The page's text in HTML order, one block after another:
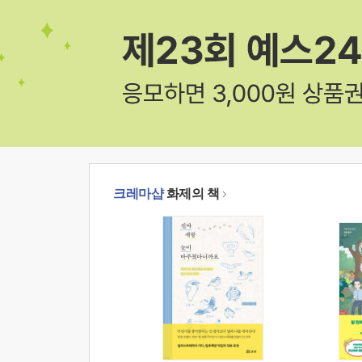
크레마샵화제의 책